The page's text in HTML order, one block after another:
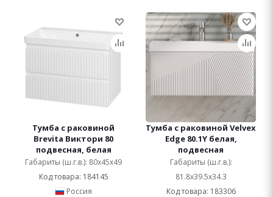
Тумба с раковиной
Brevita Виктори 80
подвесная, белая
Габариты (ш.г.в.): 80x45x49
Код товара: 184145
Россия
Тумба с раковиной Velvex
Edge 80.1Y белая,
подвесная
Габариты (ш.г.в.):
81.8x39.5x34.3
Код товара: 183306